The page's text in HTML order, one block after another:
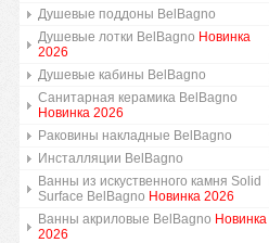
Душевые поддоны BelBagno
Душевые лотки BelBagno Новинка
2026
Душевые кабины BelBagno
Санитарная керамика BelBagno
Новинка 2026
Раковины накладные BelBagno
Инсталляции BelBagno
Ванны из искуственного камня Solid
Surface BelBagno Новинка 2026
Ванны акриловые BelBagno Новинка
2026